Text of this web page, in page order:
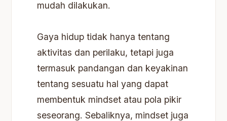
mudah dilakukan.
Gaya hidup tidak hanya tentang
aktivitas dan perilaku, tetapi juga
termasuk pandangan dan keyakinan
tentang sesuatu hal yang dapat
membentuk mindset atau pola pikir
seseorang. Sebaliknya, mindset juga